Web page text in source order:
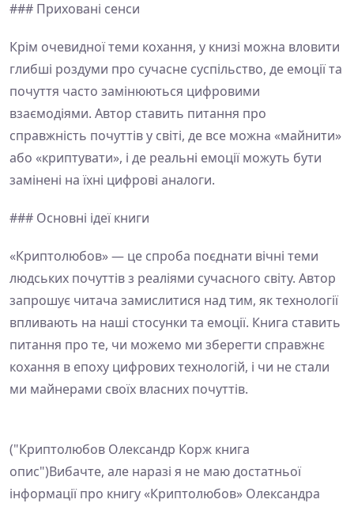
### Приховані сенси
Крім очевидної теми кохання, у книзі можна вловити
глибші роздуми про сучасне суспільство, де емоції та
почуття часто замінюються цифровими
взаємодіями. Автор ставить питання про
справжність почуттів у світі, де все можна «майнити»
або «криптувати», і де реальні емоції можуть бути
замінені на їхні цифрові аналоги.
### Основні ідеї книги
«Криптолюбов» — це спроба поєднати вічні теми
людських почуттів з реаліями сучасного світу. Автор
запрошує читача замислитися над тим, як технології
впливають на наші стосунки та емоції. Книга ставить
питання про те, чи можемо ми зберегти справжнє
кохання в епоху цифрових технологій, і чи не стали
ми майнерами своїх власних почуттів.
("Криптолюбов Олександр Корж книга
опис")Вибачте, але наразі я не маю достатньої
інформації про книгу «Криптолюбов» Олександра